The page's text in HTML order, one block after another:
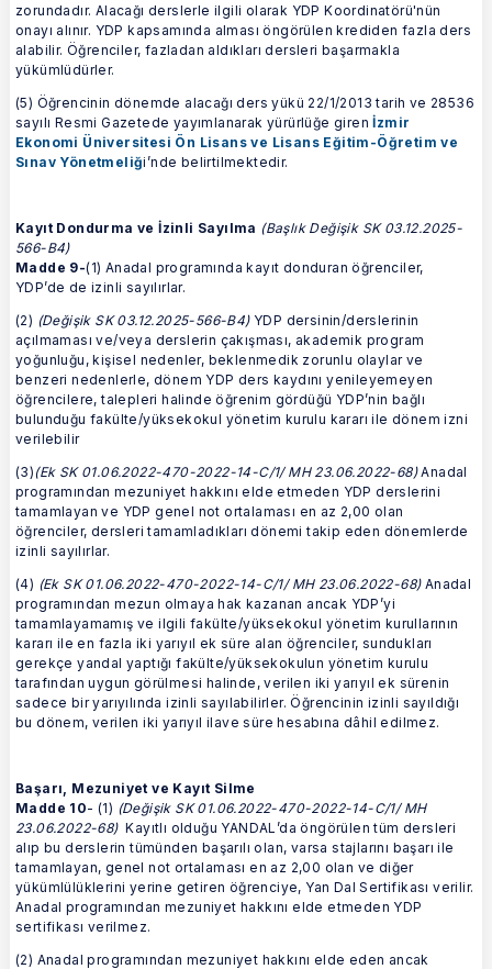
zorundadır. Alacağı derslerle ilgili olarak YDP Koordinatörü'nün
onayı alınır. YDP kapsamında alması öngörülen krediden fazla ders
alabilir. Öğrenciler, fazladan aldıkları dersleri başarmakla
yükümlüdürler.
(5) Öğrencinin dönemde alacağı ders yükü 22/1/2013 tarih ve 28536
sayılı Resmi Gazetede yayımlanarak yürürlüğe girenİzmir
Ekonomi Üniversitesi Ön Lisans ve Lisans Eğitim-Öğretim ve
Sınav Yönetmeliği’nde belirtilmektedir.
Kayıt Dondurma veİzinli Sayılma (Başlık Değişik SK 03.12.2025-
566-B4)
Madde 9-(1) Anadal programında kayıt donduran öğrenciler,
YDP’de de izinli sayılırlar.
(2) (Değişik SK 03.12.2025-566-B4) YDP dersinin/derslerinin
açılmaması ve/veya derslerin çakışması, akademik program
yoğunluğu, kişisel nedenler, beklenmedik zorunlu olaylar ve
benzeri nedenlerle, dönem YDP ders kaydını yenileyemeyen
öğrencilere, talepleri halinde öğrenim gördüğü YDP’nin bağlı
bulunduğu fakülte/yüksekokul yönetim kurulu kararı ile dönem izni
verilebilir
(3) (Ek SK 01.06.2022-470-2022-14-C/1/ MH 23.06.2022-68)Anadal
programından mezuniyet hakkını elde etmeden YDP derslerini
tamamlayan ve YDP genel not ortalaması en az 2,00 olan
öğrenciler, dersleri tamamladıkları dönemi takip eden dönemlerde
izinli sayılırlar.
(4) (Ek SK 01.06.2022-470-2022-14-C/1/ MH 23.06.2022-68) Anadal
programından mezun olmaya hak kazanan ancak YDP’yi
tamamlayamamış ve ilgili fakülte/yüksekokul yönetim kurullarının
kararı ile en fazla iki yarıyıl ek süre alan öğrenciler, sundukları
gerekçe yandal yaptığı fakülte/yüksekokulun yönetim kurulu
tarafından uygun görülmesi halinde, verilen iki yarıyıl ek sürenin
sadece bir yarıyılında izinli sayılabilirler. Öğrencinin izinli sayıldığı
bu dönem, verilen iki yarıyıl ilave süre hesabına dâhil edilmez.
Başarı, Mezuniyet ve Kayıt Silme
Madde 10- (1) (Değişik SK 01.06.2022-470-2022-14-C/1/ MH
23.06.2022-68)Kayıtlı olduğu YANDAL’da öngörülen tüm dersleri
alıp bu derslerin tümünden başarılı olan, varsa stajlarını başarı ile
tamamlayan, genel not ortalaması en az 2,00 olan ve diğer
yükümlülüklerini yerine getiren öğrenciye, Yan Dal Sertifikası verilir.
Anadal programından mezuniyet hakkını elde etmeden YDP
sertifikası verilmez.
(2) Anadal programından mezuniyet hakkını elde eden ancak